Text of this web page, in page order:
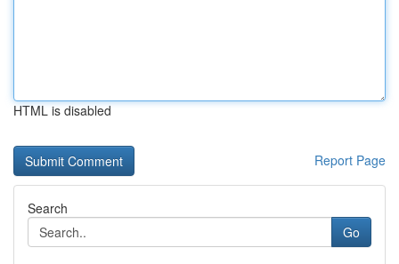
HTML is disabled
Report Page
Search
Go